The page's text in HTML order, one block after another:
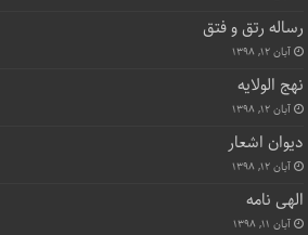
رساله رتق و فتق
آبان ۱۲, ۱۳۹۸
نهج الولایه
آبان ۱۲, ۱۳۹۸
دیوان اشعار
آبان ۱۲, ۱۳۹۸
الهی نامه
آبان ۱۱, ۱۳۹۸